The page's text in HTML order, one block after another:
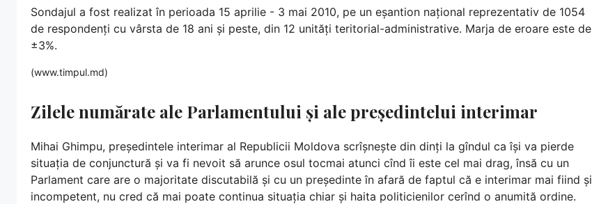
Sondajul a fost realizat în perioada 15 aprilie - 3 mai 2010, pe un eșantion național reprezentativ de 1054
de respondenți cu vârsta de 18 ani și peste, din 12 unități teritorial-administrative. Marja de eroare este de
±3%.
(www.timpul.md)
Zilele numărate ale Parlamentului și ale președintelui interimar
Mihai Ghimpu, președintele interimar al Republicii Moldova scrîșnește din dinți la gîndul ca își va pierde
situația de conjunctură și va fi nevoit să arunce osul tocmai atunci cînd îi este cel mai drag, însă cu un
Parlament care are o majoritate discutabilă și cu un președinte în afară de faptul că e interimar mai fiind și
incompetent, nu cred că mai poate continua situația chiar și haita politicienilor cerînd o anumită ordine.